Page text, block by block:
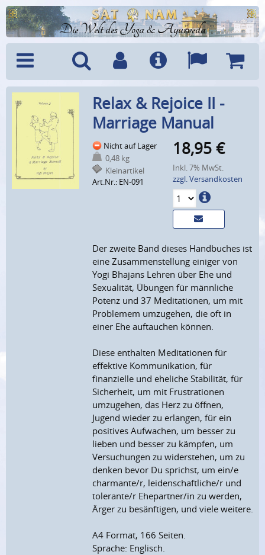
Die Welt des Yoga & Ayurveda
Menü SucheBenutzerkonto
Info Sprachen
Relax & Rejoice II -
Marriage Manual
Nicht auf Lager
0,48 kg
Kleinartikel
Art.Nr.: EN-091
18,95 €
Inkl. 7% MwSt.
zzgl. Versandkosten
Der zweite Band dieses Handbuches ist
eine Zusammenstellung einiger von
Yogi Bhajans Lehren über Ehe und
Sexualität, Übungen für männliche
Potenz und 37 Meditationen, um mit
Problemem umzugehen, die oft in
einer Ehe auftauchen können.
Diese enthalten Meditationen für
effektive Kommunikation, für
finanzielle und eheliche Stabilität, für
Sicherheit, um mit Frustrationen
umzugehen, das Herz zu öffnen,
Jugend wieder zu erlangen, für ein
positives Aufwachen, um besser zu
lieben und besser zu kämpfen, um
Versuchungen zu widerstehen, um zu
denken bevor Du sprichst, um ein/e
charmante/r, leidenschaftliche/r und
tolerante/r Ehepartner/in zu werden,
Ärger zu besänftigen, und viele weitere.
A4 Format, 166 Seiten.
Sprache: Englisch.